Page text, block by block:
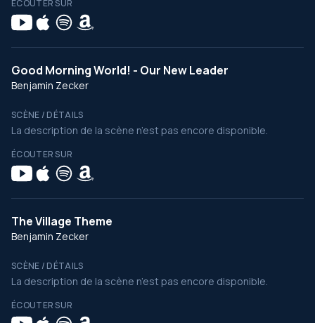
ÉCOUTER SUR
Good Morning World! - Our New Leader
Benjamin Zecker
SCÈNE / DÉTAILS
La description de la scène n’est pas encore disponible.
ÉCOUTER SUR
The Village Theme
Benjamin Zecker
SCÈNE / DÉTAILS
La description de la scène n’est pas encore disponible.
ÉCOUTER SUR